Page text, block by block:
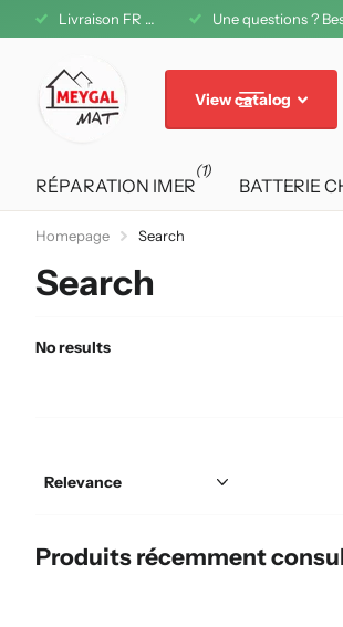
Livraison FR offerte dès 200€ d'achat Une questions ? Besoind d'aide ? A votre service au
View catalog
RÉPARATION IMER
(1)
BATTERIE
Homepage Search
Search
No results
Produits récemment